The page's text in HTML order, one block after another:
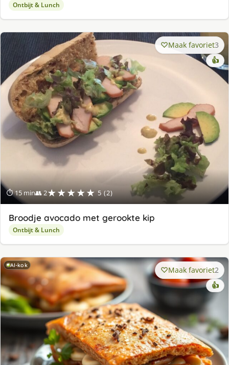
Ontbijt & Lunch
⏱ 15 min👥 2★★★★★ 5 (2)
Maak favoriet3
👍
Broodje avocado met gerookte kip
Ontbijt & Lunch
AI-kok Maak favoriet2
👍